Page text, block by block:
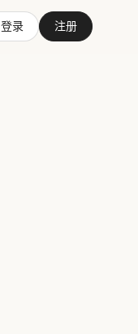
登录 注册